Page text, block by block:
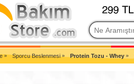
En Güncel Bakım Ürünleri Eczane Sitesi
» Sporcu Beslenmesi » Protein Tozu - Whey »